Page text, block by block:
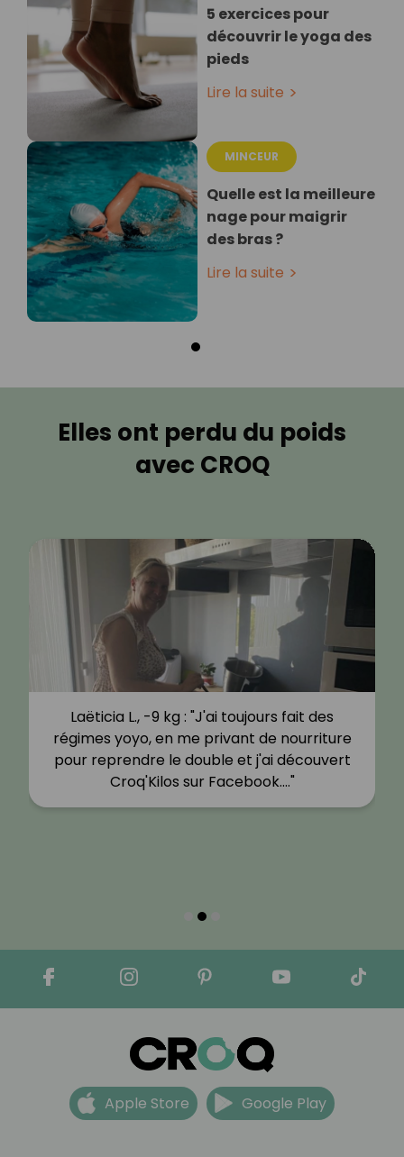
5 exercices pour
découvrir le yoga des
pieds
Lire la suite
MINCEUR
Quelle est la meilleure
nage pour maigrir
des bras ?
Lire la suite
Elles ont perdu du poids
avec CROQ
Laëticia L., -9 kg : "J'ai toujours fait des
régimes yoyo, en me privant de nourriture
pour reprendre le double et j'ai découvert
Croq'Kilos sur Facebook.…"
Apple Store Google Play